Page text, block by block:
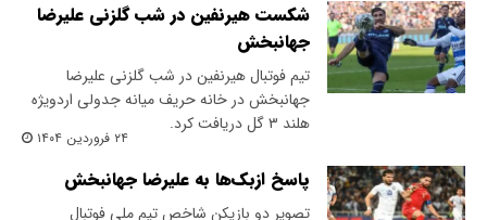
شکست هیرنفین در شب گلزنی علیرضا
جهانبخش
تیم فوتبال هیرنفین در شب گلزنی علیرضا
جهانبخش در خانه حریف میانه جدولی اردویژه
هلند ۳ گل دریافت کرد.
۲۴ فروردین ۱۴۰۴
پاسخ ازبک‌ها به علیرضا جهانبخش
تصویر دو بازیکن شاخص تیم ملی فوتبال